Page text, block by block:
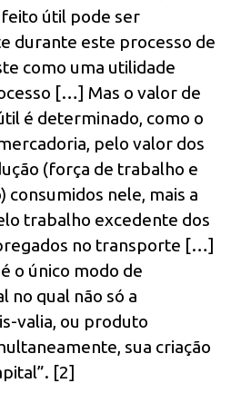
útil pode ser
durante este processo de
como uma utilidade
[…] Mas o valor de
é determinado, como o
pelo valor dos
(força de trabalho e
consumidos nele, mais a
trabalho excedente dos
no transporte […]
o único modo de
no qual não só a
valia, ou produto
sua criação
[2]